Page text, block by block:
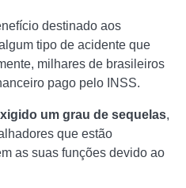
destinado aos
tipo de acidente que
milhares de brasileiros
pago pelo INSS.
um grau de sequelas,
que estão
as suas funções devido ao